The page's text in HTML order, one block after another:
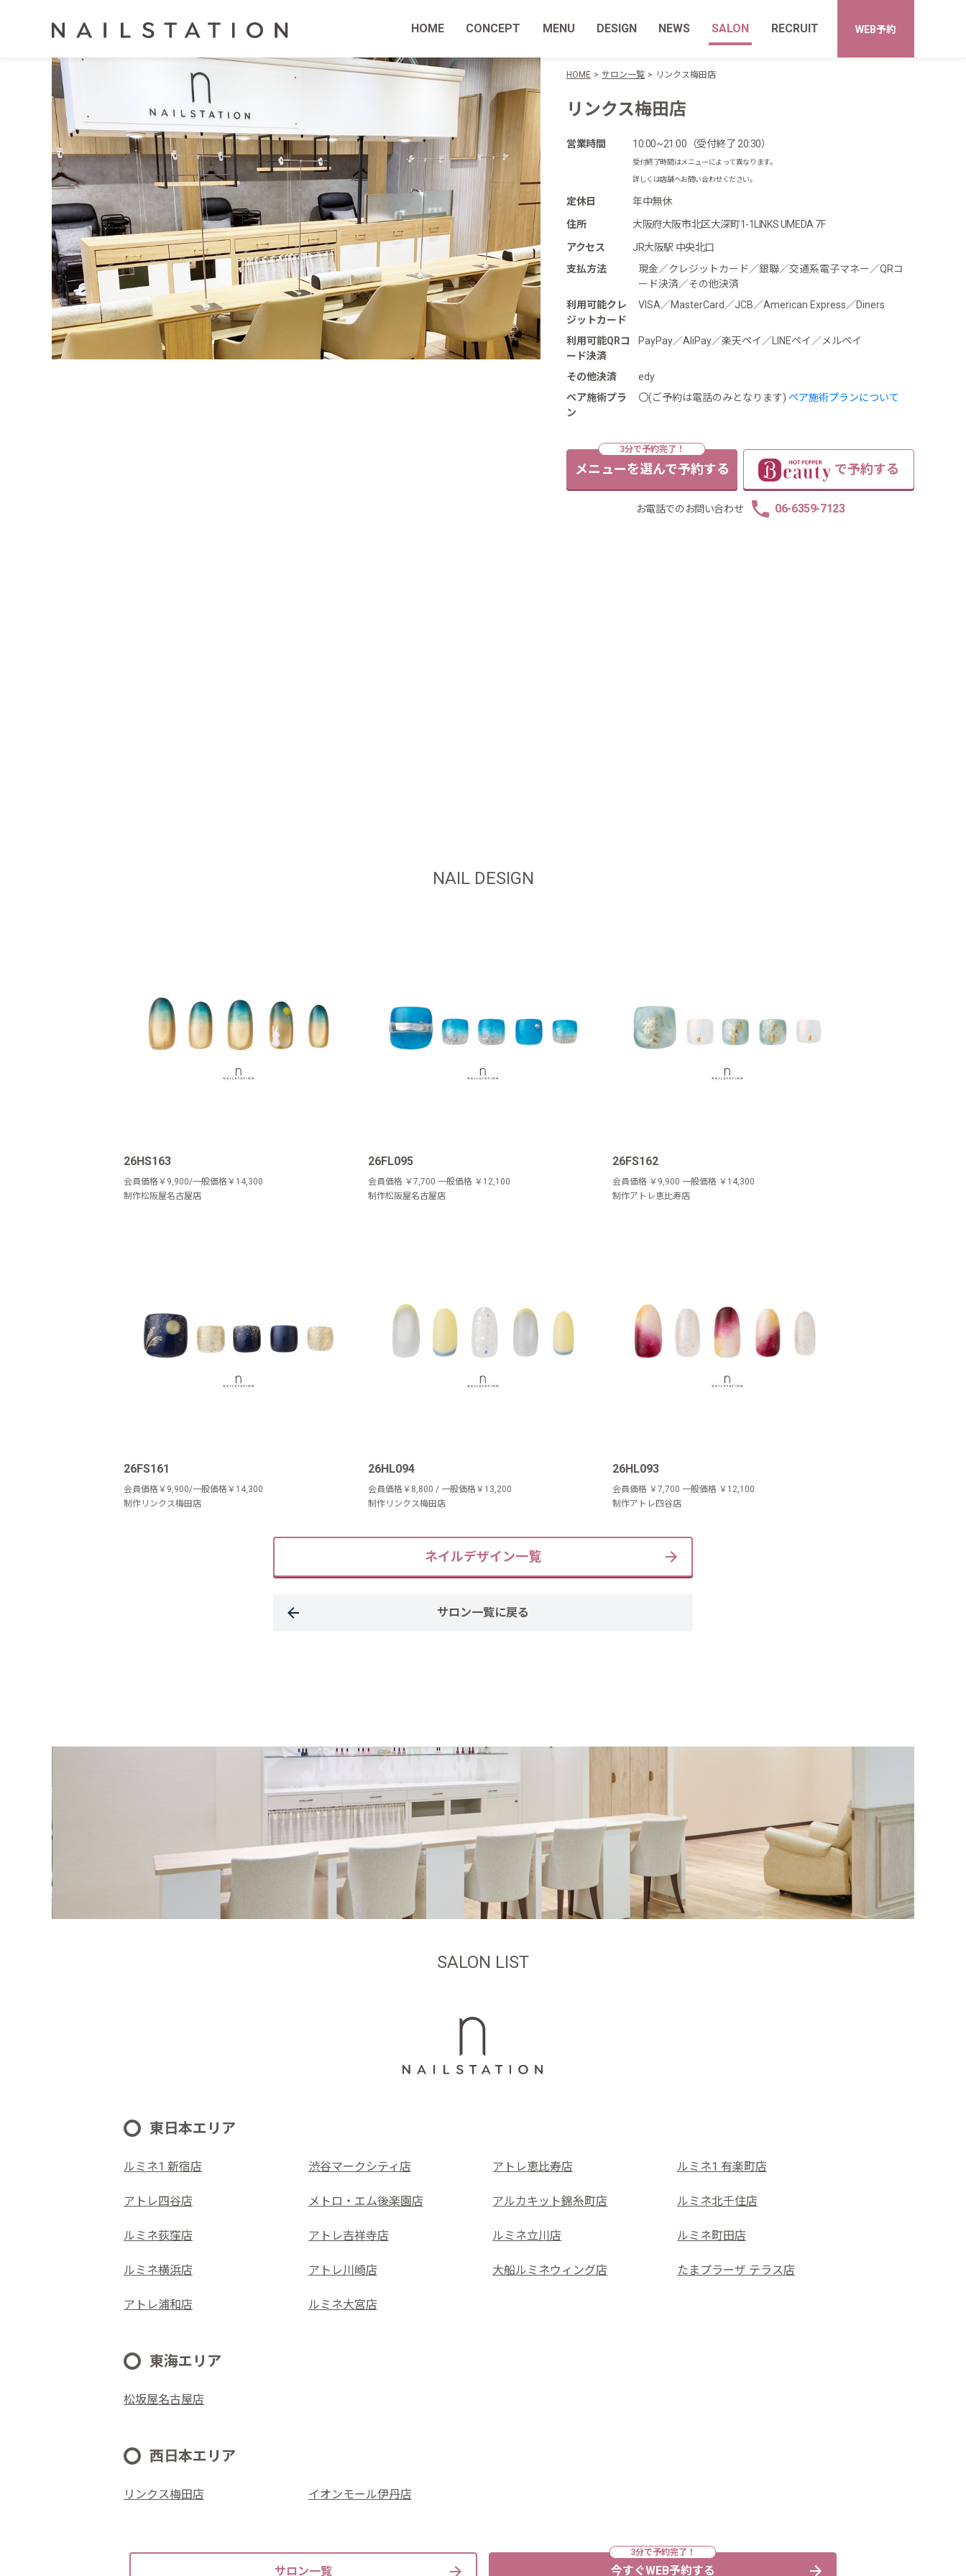
HOME CONCEPT MENU DESIGN NEWS SALON RECRUIT WEB予約
HOME サロン一覧 リンクス梅田店
リンクス梅田店
営業時間 10:00~21:00（受付終了 20:30）
受付終了時間はメニューによって異なります。
詳しくは店舗へお問い合わせください。
定休日
年中無休
住所
大阪府大阪市北区大深町1-1LINKS UMEDA 7F
アクセス
JR大阪駅 中央北口
支払方法
現金／クレジットカード／銀聯／交通系電子マネー／QRコ
ード決済／その他決済
利用可能クレ
ジットカード
VISA／MasterCard／JCB／American Express／Diners
利用可能QRコ
ード決済
PayPay／AliPay／楽天ペイ／LINEペイ／メルペイ
その他決済
edy
ペア施術プラ
ン
〇(ご予約は電話のみとなります) ペア施術プランについて
メニューを選んで予約する で予約する
お電話でのお問い合わせ 06-6359-7123
NAIL DESIGN
26HS163
会員価格￥9,900/一般価格￥14,300
制作松阪屋名古屋店
26FL095
会員価格 ￥7,700 一般価格 ￥12,100
制作松阪屋名古屋店
26FS162
会員価格 ￥9,900 一般価格 ￥14,300
制作アトレ恵比寿店
26FS161
会員価格￥9,900/一般価格￥14,300
制作リンクス梅田店
26HL094
会員価格￥8,800 / 一般価格￥13,200
制作リンクス梅田店
26HL093
会員価格 ￥7,700 一般価格 ￥12,100
制作アトレ四谷店
ネイルデザイン一覧
サロン一覧に戻る
SALON LIST
東日本エリア
ルミネ1 新宿店 渋谷マークシティ店 アトレ恵比寿店 ルミネ1 有楽町店
アトレ四谷店 メトロ・エム後楽園店 アルカキット錦糸町店 ルミネ北千住店
ルミネ荻窪店 アトレ吉祥寺店 ルミネ立川店 ルミネ町田店
ルミネ横浜店 アトレ川崎店 大船ルミネウィング店 たまプラーザ テラス店
アトレ浦和店 ルミネ大宮店
東海エリア
松坂屋名古屋店
西日本エリア
リンクス梅田店 イオンモール伊丹店
サロン一覧 今すぐWEB予約する